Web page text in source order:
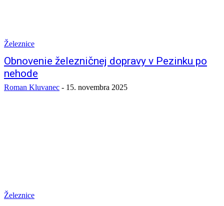
Železnice
Obnovenie železničnej dopravy v Pezinku po
nehode
Roman Kluvanec - 15. novembra 2025
Železnice